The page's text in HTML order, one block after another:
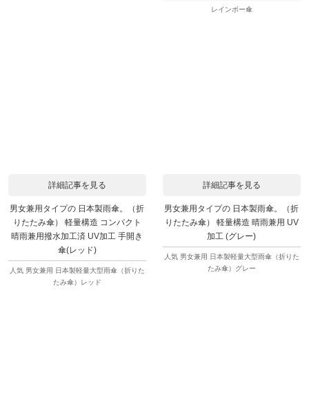
レインボー傘
詳細記事を見る
男女兼用タイプの 日本製雨傘。（折
りたたみ傘） 軽量構造 コンパクト
晴雨兼用撥水加工済 UV加工 手開き
傘(レッド)
人気 男女兼用 日本製軽量大型雨傘（折りた
たみ傘）レッド
詳細記事を見る
男女兼用タイプの 日本製雨傘。（折
りたたみ傘） 軽量構造 晴雨兼用 UV
加工 (グレー)
人気 男女兼用 日本製軽量大型雨傘（折りた
たみ傘）グレー